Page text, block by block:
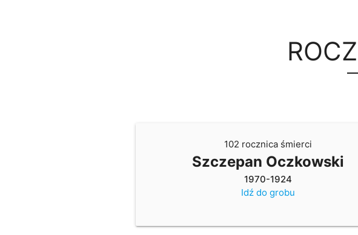
102 rocznica śmierci
Szczepan Oczkowski
1970-1924
Idź do grobu